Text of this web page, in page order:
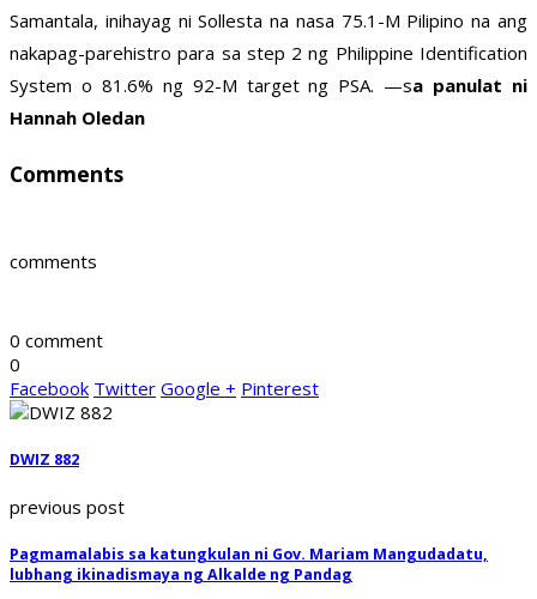
Samantala, inihayag ni Sollesta na nasa 75.1-M Pilipino na ang
nakapag-parehistro para sa step 2 ng Philippine Identification
System o 81.6% ng 92-M target ng PSA. —sa panulat ni
Hannah Oledan
Comments
comments
0 comment
0
Facebook Twitter Google + Pinterest
DWIZ 882
previous post
Pagmamalabis sa katungkulan ni Gov. Mariam Mangudadatu,
lubhang ikinadismaya ng Alkalde ng Pandag